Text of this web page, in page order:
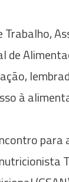
de
à
para